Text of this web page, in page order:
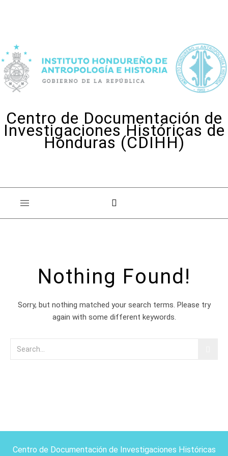
Centro de Documentación de
Investigaciones Históricas de
Honduras (CDIHH)
Nothing Found!
Sorry, but nothing matched your search terms. Please try
again with some different keywords.
Centro de Documentación de Investigaciones Históricas